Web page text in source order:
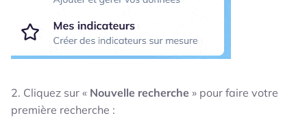
2. Cliquez sur « Nouvelle recherche » pour faire votre
première recherche :